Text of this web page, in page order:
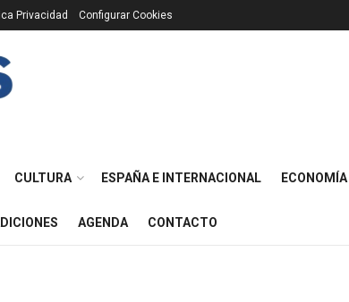
Privacidad Configurar Cookies
CULTURA ESPAÑA E INTERNACIONAL ECONOMÍA
AGENDA CONTACTO